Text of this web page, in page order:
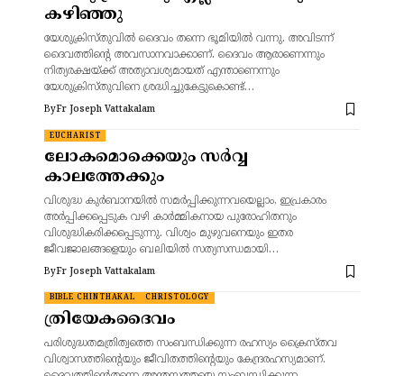
കഴിഞ്ഞു
യേശുക്രിസ്തുവിൽ ദൈവം തന്നെ ഭൂമിയിൽ വന്നു. അവിടന്ന്
ദൈവത്തിന്റെ അവസാനവാക്കാണ്. ദൈവം ആരാണെന്നും
നിത്യരക്ഷയ്ക്ക് അത്യാവശ്യമായത് എന്താണെന്നും
യേശുക്രിസ്തുവിനെ ശ്രദ്ധിച്ചുകേട്ടുകൊണ്ട്…
ByFr Joseph Vattakalam
EUCHARIST
ലോകമൊക്കെയും സർവ്വ
കാലത്തേക്കും
വിശുദ്ധ കുർബാനയിൽ സമർപ്പിക്കുന്നവയെല്ലാം, ഇപ്രകാരം
അർപ്പിക്കപ്പെടുക വഴി കാർമ്മികനായ പുരോഹിതനും
വിശുദ്ധികരിക്കപ്പെടുന്നു. വിശ്വം മുഴുവനെയും ഇതര
ജീവജാലങ്ങളെയും ബലിയിൽ സത്യസന്ധമായി…
ByFr Joseph Vattakalam
BIBLE CHINTHAKAL CHRISTOLOGY
ത്രിയേകദൈവം
പരിശുദ്ധതമത്രിത്വത്തെ സംബന്ധിക്കുന്ന രഹസ്യം ക്രൈസ്തവ
വിശ്വാസത്തിന്റെയും ജീവിതത്തിന്റെയും കേന്ദ്രരഹസ്യമാണ്.